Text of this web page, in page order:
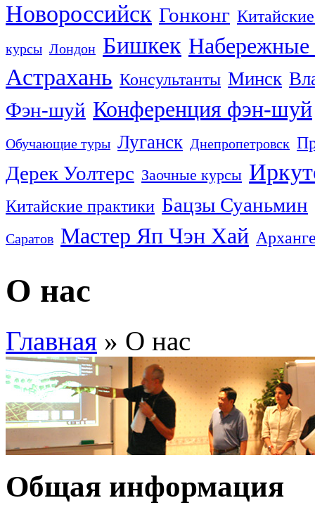
Новороссийск Гонконг
курсы Лондон Бишкек
Астрахань Консультанты Минск
Фэн-шуй Конференция фэн-шуй
Обучающие туры Луганск Днепропетровск
Дерек Уолтерс Заочные курсы
Китайские практики Бацзы Суаньмин
Саратов Мастер Яп Чэн Хай
О нас
Главная » О нас
Общая информация